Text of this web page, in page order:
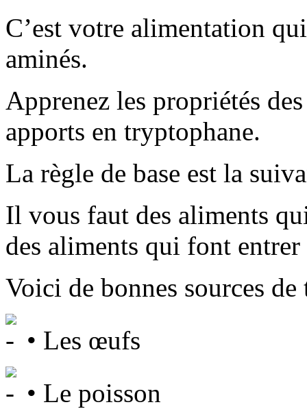
C’est votre alimentation
aminés.
Apprenez les propriétés
apports en tryptophane.
La règle de base est la
Il vous faut des aliments
des aliments qui font
Voici de bonnes sources
• Les œufs
• Le poisson